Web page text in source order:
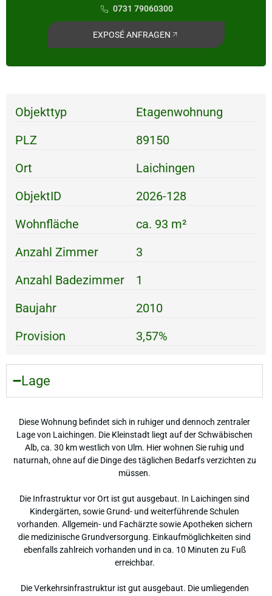
0731 79060300
EXPOSÉ ANFRAGEN
Lage
Diese Wohnung befindet sich in ruhiger und dennoch zentraler
Lage von Laichingen. Die Kleinstadt liegt auf der Schwäbischen
Alb, ca. 30 km westlich von Ulm. Hier wohnen Sie ruhig und
naturnah, ohne auf die Dinge des täglichen Bedarfs verzichten zu
müssen.
Die Infrastruktur vor Ort ist gut ausgebaut. In Laichingen sind
Kindergärten, sowie Grund- und weiterführende Schulen
vorhanden. Allgemein- und Fachärzte sowie Apotheken sichern
die medizinische Grundversorgung. Einkaufmöglichkeiten sind
ebenfalls zahlreich vorhanden und in ca. 10 Minuten zu Fuß
erreichbar.
Die Verkehrsinfrastruktur ist gut ausgebaut. Die umliegenden
Objekttyp
Etagenwohnung
PLZ
89150
Ort
Laichingen
ObjektID
2026-128
Wohnfläche
ca. 93 m²
Anzahl Zimmer
3
Anzahl Badezimmer
1
Baujahr
2010
Provision
3,57%